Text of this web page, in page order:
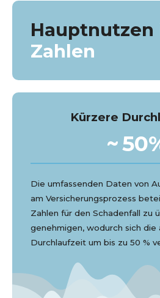
Hauptnutzen
Zahlen
Kürzere
~50
Die umfassenden Daten von
am Versicherungsprozess
Zahlen für den Schadenfall zu
genehmigen, wodurch sich die
Durchlaufzeit um bis zu 50 %